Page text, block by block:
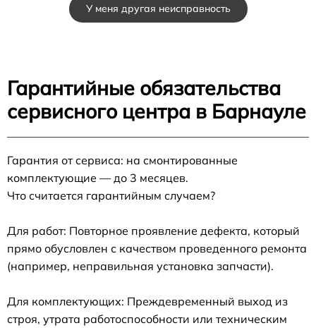
У меня другая неисправность
Гарантийные обязательства
сервисного центра в Барнауле
Гарантия от сервиса: на смонтированные
комплектующие — до 3 месяцев.
Что считается гарантийным случаем?
Для работ: Повторное проявление дефекта, который
прямо обусловлен с качеством проведенного ремонта
(например, неправильная установка запчасти).
Для комплектующих: Преждевременный выход из
строя, утрата работоспособности или техническим